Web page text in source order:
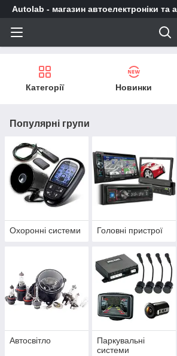
Autolab - магазин автоелектроніки та
Категорії Новинки
Популярні групи
Охоронні системи Головні пристрої
Автосвітло
Паркувальні
системи